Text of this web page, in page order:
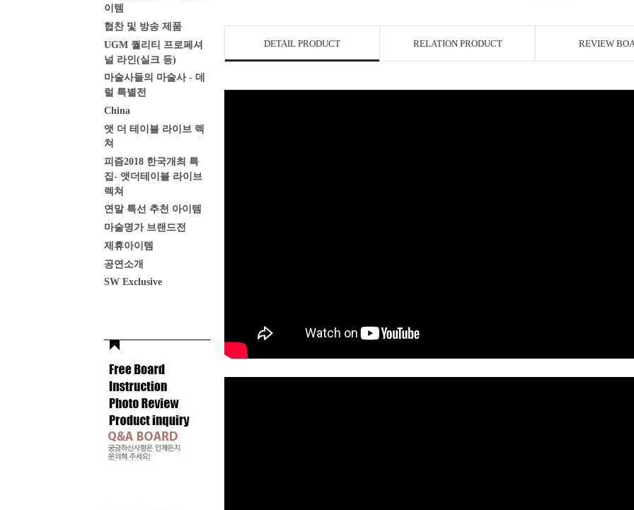
이템
협찬 및 방송 제품
UGM 퀄리티 프로페셔
널 라인(실크 등)
마술사들의 마술사 - 데
럴 특별전
China
앳 더 테이블 라이브 렉
쳐
피즘2018 한국개최 특
집- 앳더테이블 라이브
렉쳐
연말 특선 추천 아이템
마술명가 브랜드전
제휴아이템
공연소개
SW Exclusive
DETAIL PRODUCT RELATION PRODUCT REVIEW